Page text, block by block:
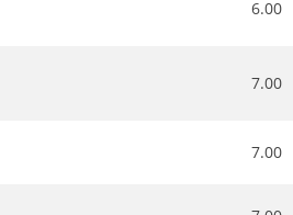
6.00
7.00
7.00